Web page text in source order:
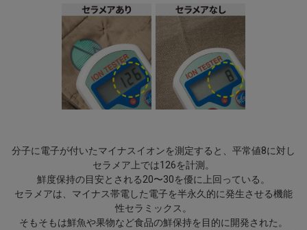
のブランドです。
【シルエット】
全体はすっきりとした都会的シルエット。
ハイゲージならではの落ち感と程よいハリにより、身体のライン
を美しく整えながらも締め付け感のない着心地を実現。端正なバ
ランスに仕上げています。
腰位置に配した「セラメア」パッチが機能的アクセントに。カネ
マサ謹製のハリ＆豊かな伸縮性で、デスクワークや長時間移動に
よる座りっぱなしのシーンもストレスフリーな着心地を実現しま
こちらは同色同素材のジャケットとのセットアップ着用により、
分子に電子が付いたマイナスイオンを測定すると、平常値8に対し
セラメア上では126を計測。
鮮度保持の目安とされる20〜30を優に上回っている。
セラメアは、マイナス帯電した電子を半永久的に発生させる機能
性セラミックス。
そもそもは鮮魚や果物など食品の鮮保持を目的に開発された。